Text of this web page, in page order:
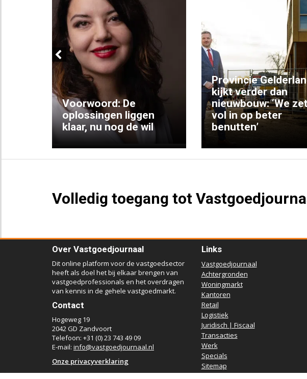
Previous
Voorwoord: De
oplossingen liggen
klaar, nu nog de wil
Provincie
kijkt verder dan
nieuwbouw: ‘We
vol in op beter
benutten’
Volledig toegang tot
Over Vastgoedjournaal
Dit online platform voor de vastgoedsector
heeft als doel het bij elkaar brengen van
vastgoedprofessionals en het overdragen
van kennis in de gehele vastgoedmarkt.
Contact
Hogeweg 19
2042 GD Zandvoort
Telefoon: +31 (0) 23 743 49 09
E-mail: info@vastgoedjournaal.nl
Onze privacyverklaring
Links
Vastgoedjournaal
Achtergronden
Woningmarkt
Kantoren
Retail
Logistiek
Juridisch | Fiscaal
Transacties
Werk
Specials
Sitemap